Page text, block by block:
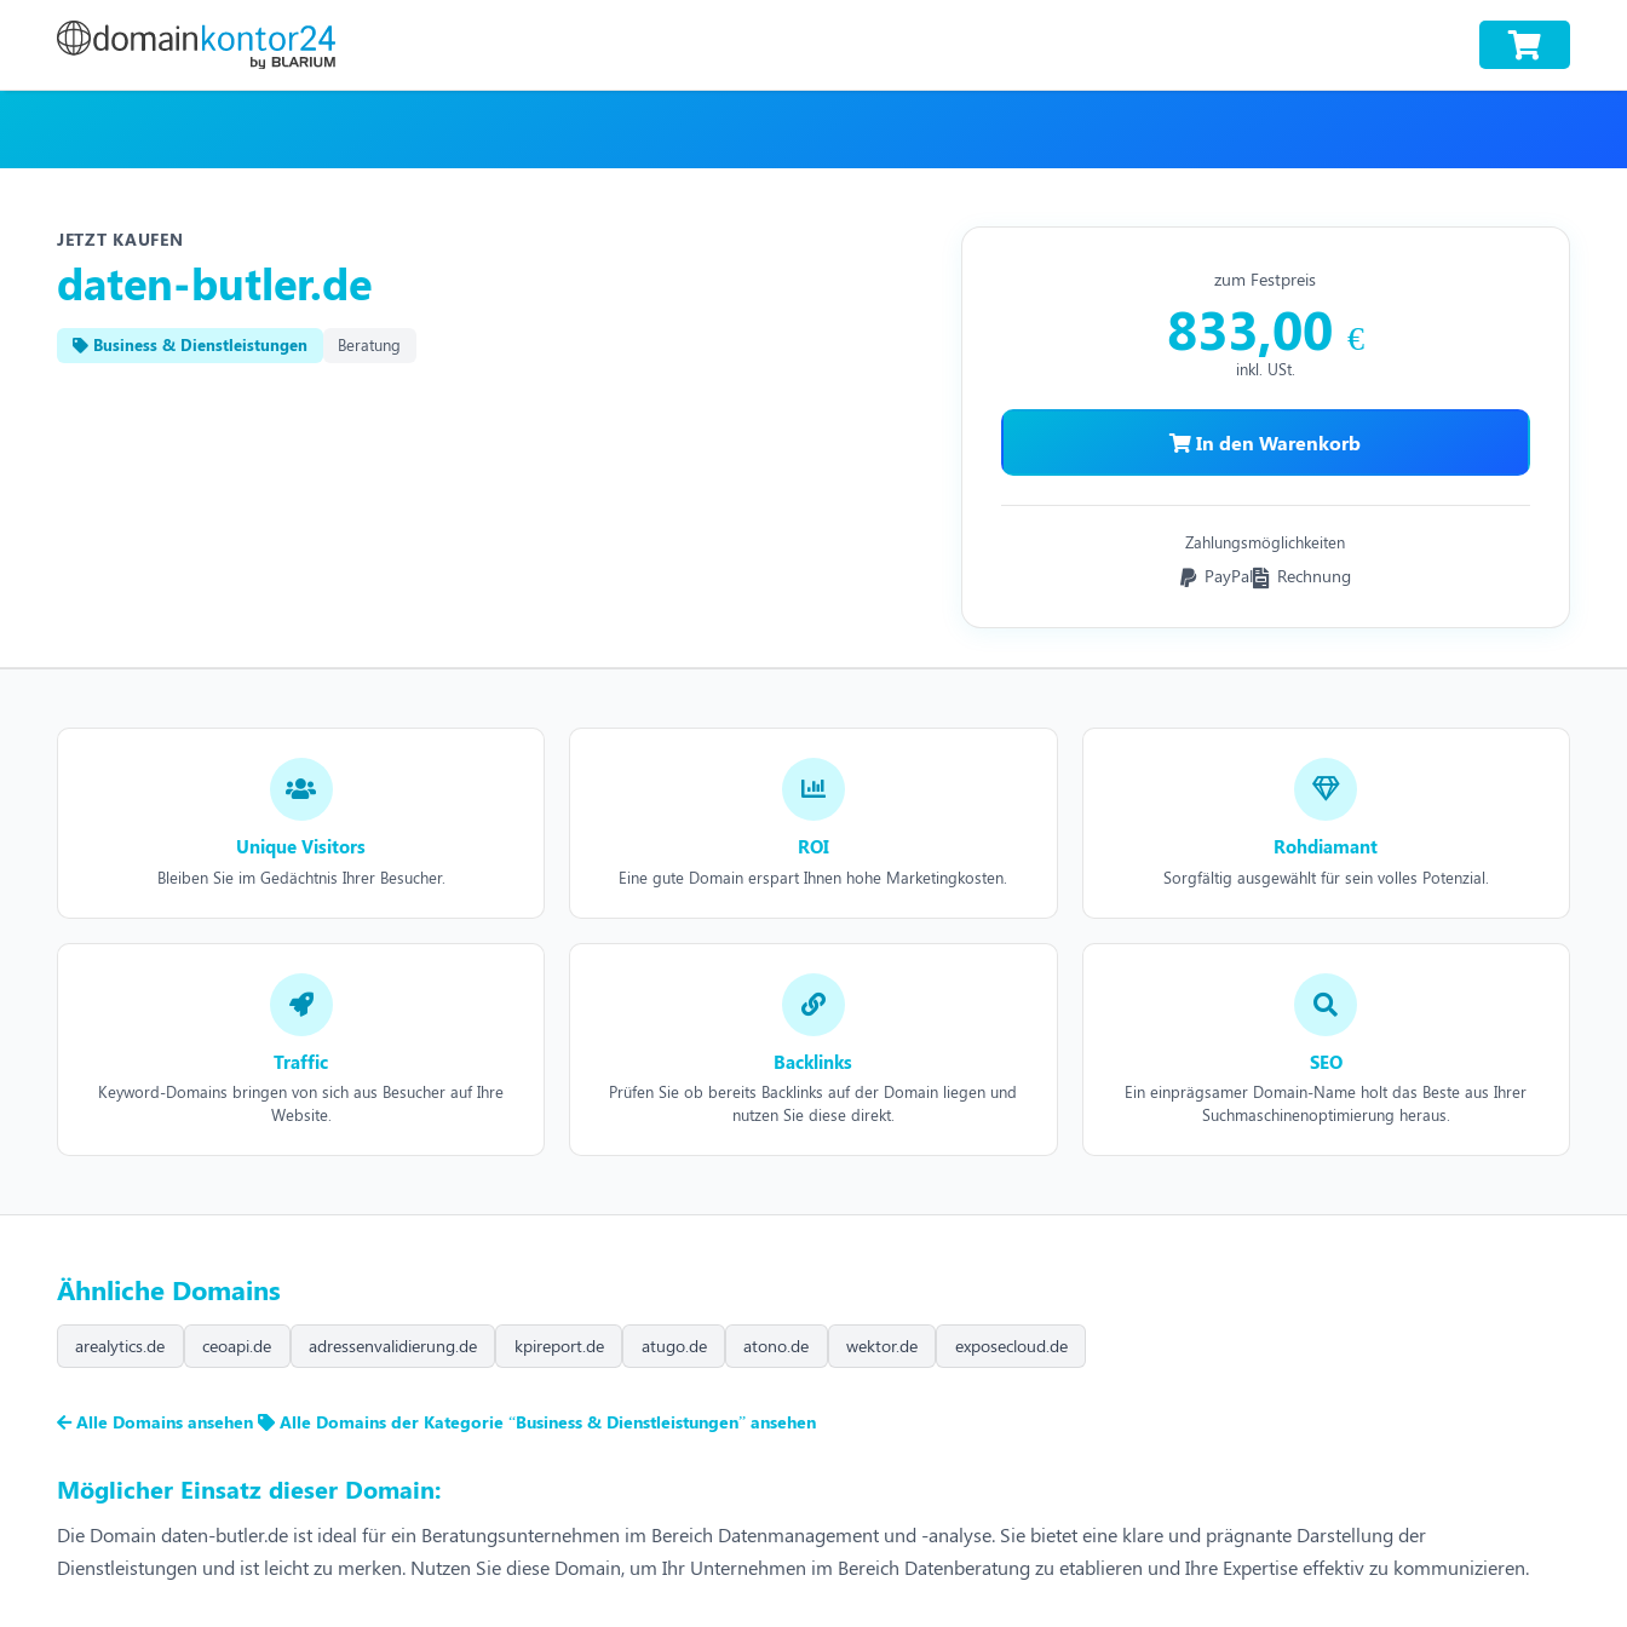
JETZT KAUFEN
daten-butler.de
Business & Dienstleistungen Beratung
zum Festpreis
833,00 €
inkl. USt.
In den Warenkorb
Zahlungsmöglichkeiten
PayPal Rechnung
Unique Visitors
Bleiben Sie im Gedächtnis Ihrer Besucher.
ROI
Eine gute Domain erspart Ihnen hohe Marketingkosten.
Rohdiamant
Sorgfältig ausgewählt für sein volles Potenzial.
Traffic
Keyword-Domains bringen von sich aus Besucher auf Ihre
Website.
Backlinks
Prüfen Sie ob bereits Backlinks auf der Domain liegen und
nutzen Sie diese direkt.
SEO
Ein einprägsamer Domain-Name holt das Beste aus Ihrer
Suchmaschinenoptimierung heraus.
Ähnliche Domains
arealytics.de ceoapi.de adressenvalidierung.de kpireport.de atugo.de atono.de wektor.de exposecloud.de
Alle Domains ansehen Alle Domains der Kategorie “Business & Dienstleistungen” ansehen
Möglicher Einsatz dieser Domain:
Die Domain daten-butler.de ist ideal für ein Beratungsunternehmen im Bereich Datenmanagement und -analyse. Sie bietet eine klare und prägnante Darstellung der
Dienstleistungen und ist leicht zu merken. Nutzen Sie diese Domain, um Ihr Unternehmen im Bereich Datenberatung zu etablieren und Ihre Expertise effektiv zu kommunizieren.